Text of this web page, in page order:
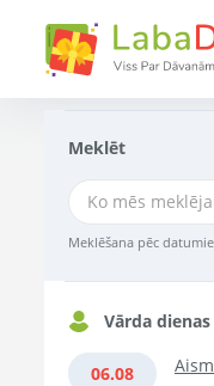
Meklēt
Meklēšana pēc
Vārda dienas
06.08